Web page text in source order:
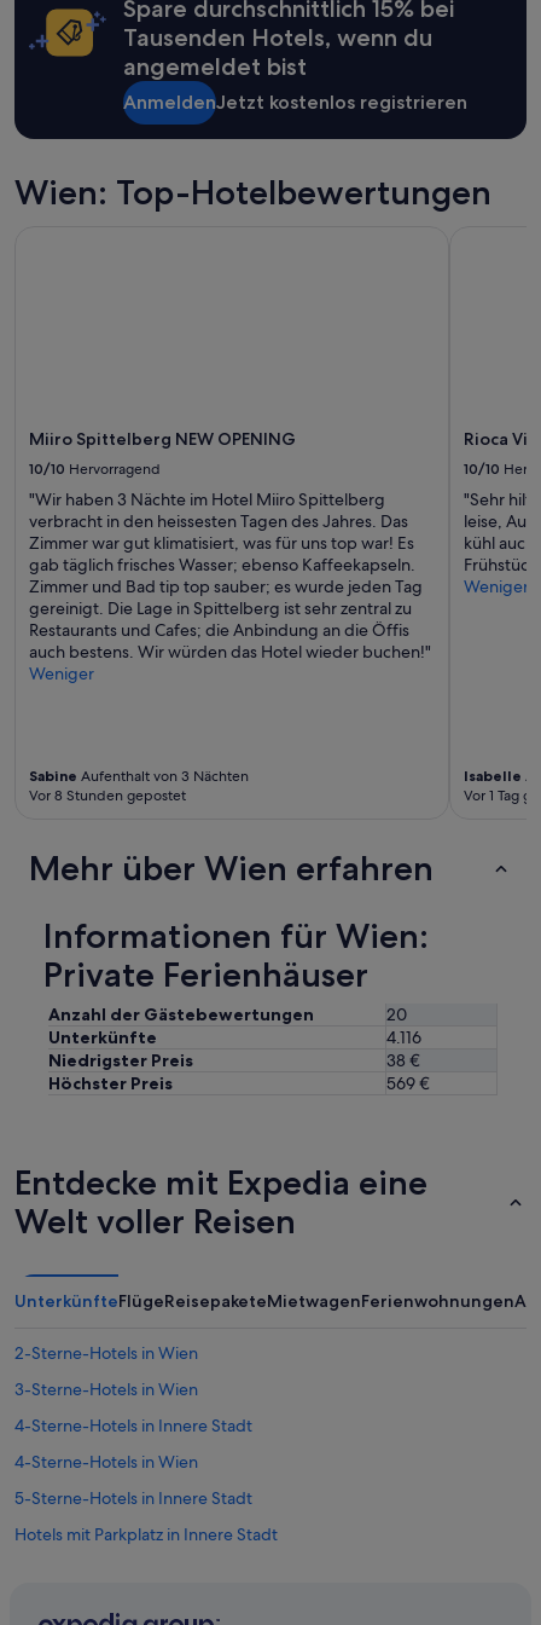
können
zusätzliche
Bedingungen
Spare durchschnittlich 15% bei
Tausenden Hotels, wenn du
angemeldet bist
AnmeldenJetzt kostenlos registrieren
Wien: Top-Hotelbewertungen
Miiro Spittelberg NEW OPENING
10/10 Hervorragend
"Wir haben 3 Nächte im Hotel Miiro Spittelberg
verbracht in den heissesten Tagen des Jahres. Das
Zimmer war gut klimatisiert, was für uns top war! Es
gab täglich frisches Wasser; ebenso Kaffeekapseln.
Zimmer und Bad tip top sauber; es wurde jeden Tag
gereinigt. Die Lage in Spittelberg ist sehr zentral zu
Restaurants und Cafes; die Anbindung an die Öffis
auch bestens. Wir würden das Hotel wieder buchen!"
Weniger
Sabine Aufenthalt von 3 Nächten
Vor 8 Stunden gepostet
Rioca
10/10
"Sehr
leise,
kühl
Weniger
Isabelle
Vor 1 Tag
Mehr über Wien erfahren
Informationen für Wien:
Private Ferienhäuser
Anzahl der Gästebewertungen
20
Unterkünfte
4.116
Niedrigster Preis
38 €
Höchster Preis
569 €
Entdecke mit Expedia eine
Welt voller Reisen
UnterkünfteFlügeReisepaketeMietwagenFerienwohnungen
2-Sterne-Hotels in Wien
3-Sterne-Hotels in Wien
4-Sterne-Hotels in Innere Stadt
4-Sterne-Hotels in Wien
5-Sterne-Hotels in Innere Stadt
Hotels mit Parkplatz in Innere Stadt